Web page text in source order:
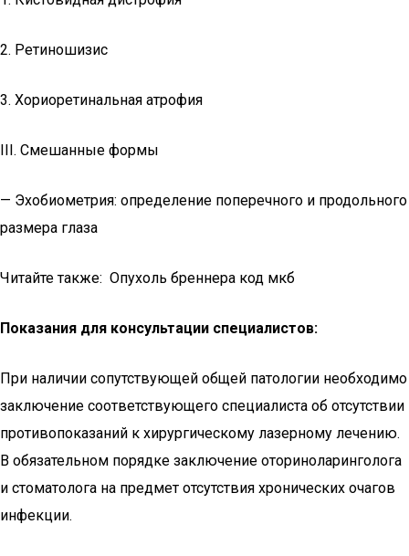
2. Ретиношизис
3. Хориоретинальная атрофия
III. Смешанные формы
— Эхобиометрия: определение поперечного и продольного
размера глаза
Читайте также: Опухоль бреннера код мкб
Показания для консультации специалистов:
При наличии сопутствующей общей патологии необходимо
заключение соответствующего специалиста об отсутствии
противопоказаний к хирургическому лазерному лечению.
В обязательном порядке заключение оториноларинголога
и стоматолога на предмет отсутствия хронических очагов
инфекции.